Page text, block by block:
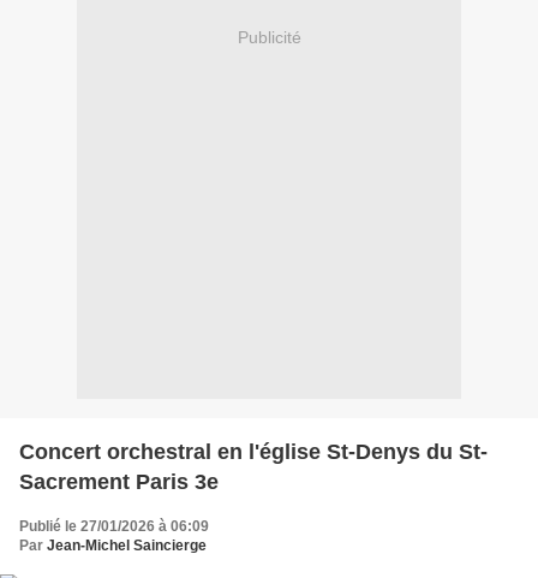
Publicité
Concert orchestral en l'église St-Denys du St-
Sacrement Paris 3e
Publié le 27/01/2026 à 06:09
Par Jean-Michel Saincierge